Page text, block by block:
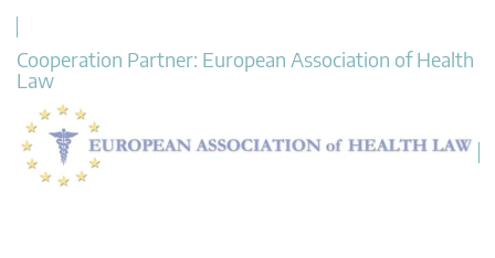
Cooperation Partner: European Association of Health
Law